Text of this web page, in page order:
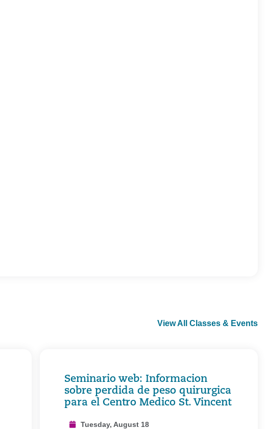
View All Classes & Events
Seminario web: Informacion
sobre perdida de peso quirurgica
para el Centro Medico St. Vincent
Tuesday, August 18